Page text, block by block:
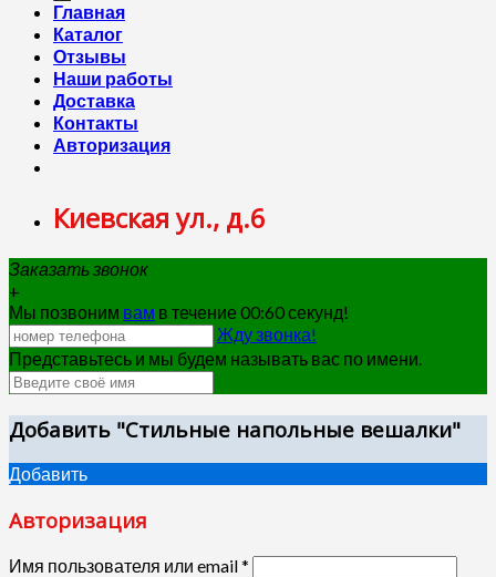
Главная
Каталог
Отзывы
Наши работы
Доставка
Контакты
Авторизация
Киевская ул., д.6
Заказать звонок
+
Мы позвоним вам в течение 00:60секунд!
Жду звонка!
Представьтесь и мы будем называть вас по имени.
Добавить "Стильные напольные вешалки"
Добавить
Авторизация
Имя пользователя или email*